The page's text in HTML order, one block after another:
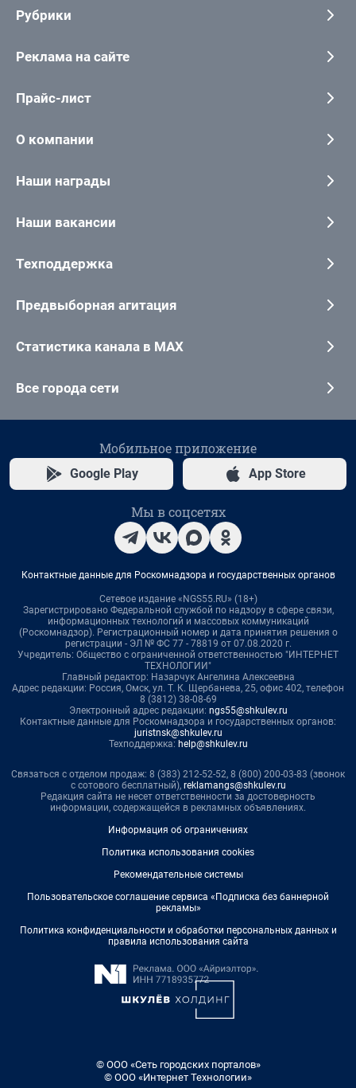
Рубрики
Реклама на сайте
Прайс-лист
О компании
Наши награды
Наши вакансии
Техподдержка
Предвыборная агитация
Статистика канала в MAX
Все города сети
Мобильное приложение
Google Play App Store
Мы в соцсетях
Контактные данные для Роскомнадзора и государственных органов
Сетевое издание «NGS55.RU» (18+)
Зарегистрировано Федеральной службой по надзору в сфере связи,
информационных технологий и массовых коммуникаций
(Роскомнадзор). Регистрационный номер и дата принятия решения о
регистрации - ЭЛ № ФС 77 - 78819 от 07.08.2020 г.
Учредитель: Общество с ограниченной ответственностью "ИНТЕРНЕТ
ТЕХНОЛОГИИ"
Главный редактор: Назарчук Ангелина Алексеевна
Адрес редакции: Россия, Омск, ул. Т. К. Щербанева, 25, офис 402, телефон
8 (3812) 38-08-69
Электронный адрес редакции: ngs55@shkulev.ru
Контактные данные для Роскомнадзора и государственных органов:
juristnsk@shkulev.ru
Техподдержка: help@shkulev.ru
Связаться с отделом продаж: 8 (383) 212-52-52, 8 (800) 200-03-83 (звонок
с сотового бесплатный), reklamangs@shkulev.ru
Редакция сайта не несет ответственности за достоверность
информации, содержащейся в рекламных объявлениях.
Информация об ограничениях
Политика использования cookies
Рекомендательные системы
Пользовательское соглашение сервиса «Подписка без баннерной
рекламы»
Политика конфиденциальности и обработки персональных данных и
правила использования сайта
© ООО «Сеть городских порталов»
© ООО «Интернет Технологии»